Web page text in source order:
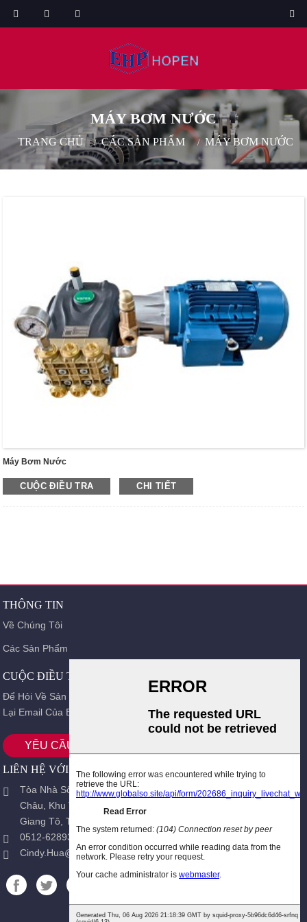
MÁY BƠM NƯỚC
TRANG CHỦ CÁC SẢN PHẨM MÁY BƠM NƯỚC
Máy Bơm Nước
CUỘC ĐIỀU TRA CHI TIẾT
THÔNG TIN
Về Chúng Tôi
Các Sản Phẩm
CUỘC ĐIỀU TRA
Để Hỏi Về Sản Phẩm Hoặc Bảng Giá Của Chúng Tôi, Vui Lòng Để
Lại Email Của Bạn Và Chúng Tôi Sẽ Liên Hệ Lại Trong Vòng 24 Giờ.
YÊU CẦU NGAY BÂY GIỜ
LIÊN HỆ VỚI CHÚNG TÔI
Tòa Nhà Số 5, Số 58 Đường Yinsheng, Khu Công Nghiệp Tô
Châu, Khu Vực Tô Châu, Khu Thương Mại Tự Do Thí Điểm
Giang Tô, Trung Quốc.
0512-62893416
Cindy.hua@hopensz.com